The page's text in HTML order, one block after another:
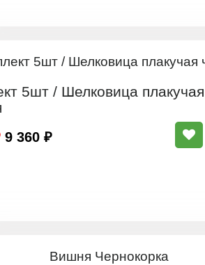
5шт / Шелковица плакучая
9 360 ₽